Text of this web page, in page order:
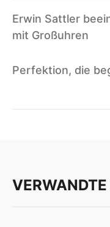
Erwin Sattler
mit Großuhren
Perfektion, die